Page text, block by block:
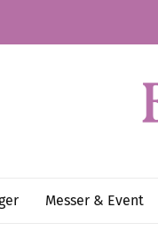
Messer & Event